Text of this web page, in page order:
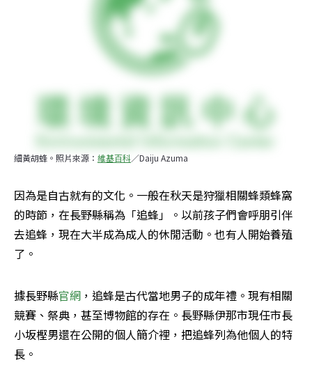
細黃胡蜂。照片來源： 維基百科／Daiju Azuma
因為是自古就有的文化。一般在秋天是狩獵相關蜂類蜂窩
的時節，在長野縣稱為「追蜂」。以前孩子們會呼朋引伴
去追蜂，現在大半成為成人的休閒活動。也有人開始養殖
了。
據長野縣官網 ，追蜂是古代當地男子的成年禮。現有相關
競賽、祭典，甚至博物館的存在。長野縣伊那市現任市長
小坂樫男還在公開的個人簡介裡，把追蜂列為他個人的特
長。